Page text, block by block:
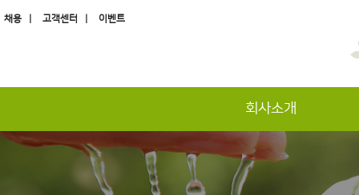
채용 | 고객센터 | 이벤트
회사소개
하위분류 하위분류 하위분류